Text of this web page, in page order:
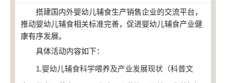
搭建国内外婴幼儿辅食生产销售企业的交流平台，
推动婴幼儿辅食相关标准完善，促进婴幼儿辅食产业健
康有序发展。
具体活动内容如下：
1.婴幼儿辅食科学喂养及产业发展现状（科普文